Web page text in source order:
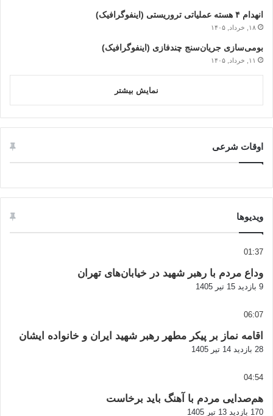
انهدام ۴ هسته عملیاتی تروریستی (اینفوگرافیک)
۱۸, خرداد, ۱۴۰۵
بومی‌سازی جریان‌سنج چندفازی (اینفوگرافیک)
۱۱, خرداد, ۱۴۰۵
نمایش بیشتر
اوقات شرعی
ویدیوها
01:37
وداع مردم با رهبر شهید در خیابان‌های تهران
9 بازدید 15 تیر 1405
06:07
اقامه نماز بر پیکر مطهر رهبر شهید ایران و خانواده ایشان
28 بازدید 14 تیر 1405
04:54
هم‌صدایی مردم با آهنگ باید برخاست
170 بازدید 13 تیر 1405